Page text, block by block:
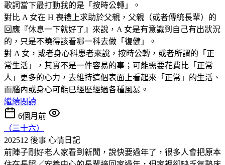
歌詞當下最打動我的是「按時公轉」。
對比 A 女在 H 喪禮上求助於父親，父親（或者傳統長輩）的
回應『休息一下就好了』來說，A 女是有意識到自己有出狀況
的，只是不曉得該看哪一科去做「復健」。
對 A 女，或者身心科患者來說，按時公轉，或者所謂的「正
常生活」，其實不是一件容易的事；可能需要花費比「正常
人」更多的心力，去維持這個表面上看起來「正常」的生活、
而腦內或身心可能已經歷經過各種風暴。
繼續閱讀
6個月前
（三十六）
202512 後事 心情日記
前陣子剛好老人家看到新聞，說快要過年了，很多人會把原本